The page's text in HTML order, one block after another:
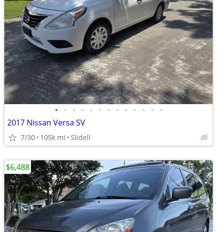
• • • • • • • • • • • • •
2017 Nissan Versa SV
7/30 105k mi Slidell
$6,488